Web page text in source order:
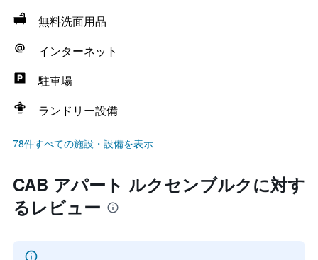
無料洗面用品
インターネット
駐車場
ランドリー設備
78件すべての施設・設備を表示
CAB アパート ルクセンブルクに対す
るレビュー